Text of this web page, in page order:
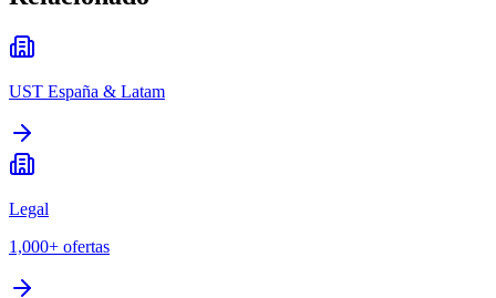
UST España & Latam
Legal
1,000+ ofertas